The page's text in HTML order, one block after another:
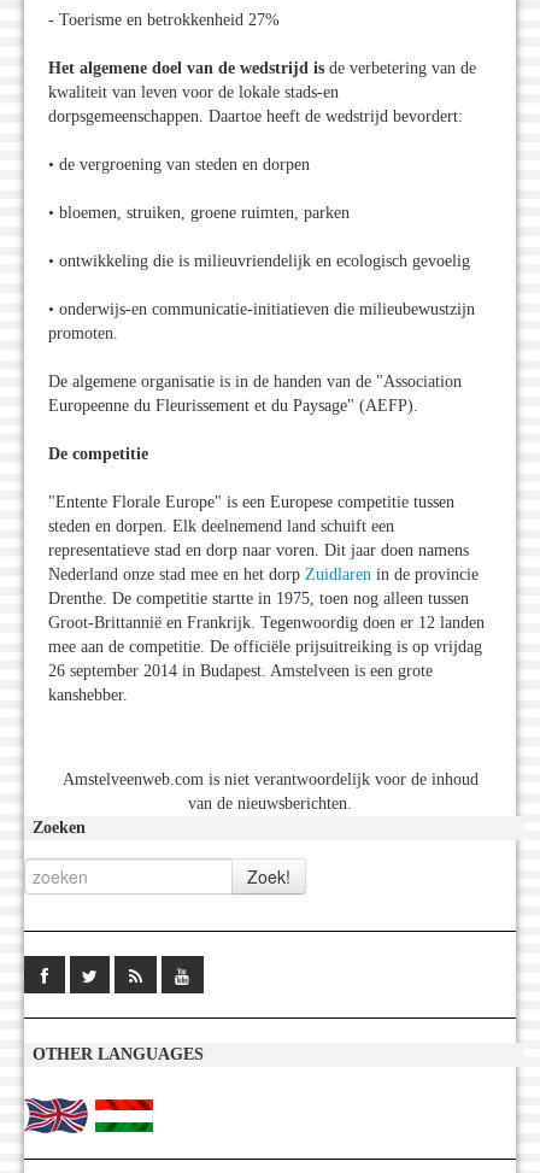
- Toerisme en betrokkenheid 27%
Het algemene doel van de wedstrijd is de verbetering van de
kwaliteit van leven voor de lokale stads-en
dorpsgemeenschappen. Daartoe heeft de wedstrijd bevordert:
• de vergroening van steden en dorpen
• bloemen, struiken, groene ruimten, parken
• ontwikkeling die is milieuvriendelijk en ecologisch gevoelig
• onderwijs-en communicatie-initiatieven die milieubewustzijn
promoten.
De algemene organisatie is in de handen van de "Association
Europeenne du Fleurissement et du Paysage" (AEFP).
De competitie
"Entente Florale Europe" is een Europese competitie tussen
steden en dorpen. Elk deelnemend land schuift een
representatieve stad en dorp naar voren. Dit jaar doen namens
Nederland onze stad mee en het dorp Zuidlaren in de provincie
Drenthe. De competitie startte in 1975, toen nog alleen tussen
Groot-Brittannië en Frankrijk. Tegenwoordig doen er 12 landen
mee aan de competitie. De officiële prijsuitreiking is op vrijdag
26 september 2014 in Budapest. Amstelveen is een grote
kanshebber.
Amstelveenweb.com is niet verantwoordelijk voor de inhoud
van de nieuwsberichten.
Zoeken
OTHER LANGUAGES